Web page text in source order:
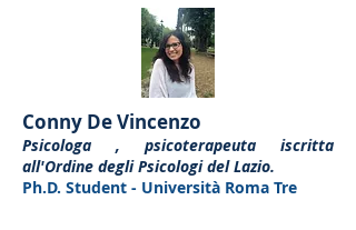
Conny De Vincenzo
Psicologa , psicoterapeuta iscritta
all'Ordine degli Psicologi del Lazio.
Ph.D. Student - Università Roma Tre